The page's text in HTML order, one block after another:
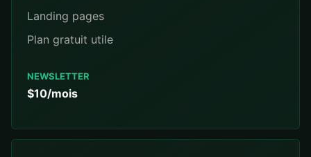
Landing pages
Plan gratuit utile
NEWSLETTER
$10/mois